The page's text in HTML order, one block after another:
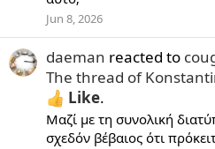
Jun 8, 2026
daeman reacted to
The thread of
Like.
Μαζί με τη συνολική
σχεδόν βέβαιος ότι